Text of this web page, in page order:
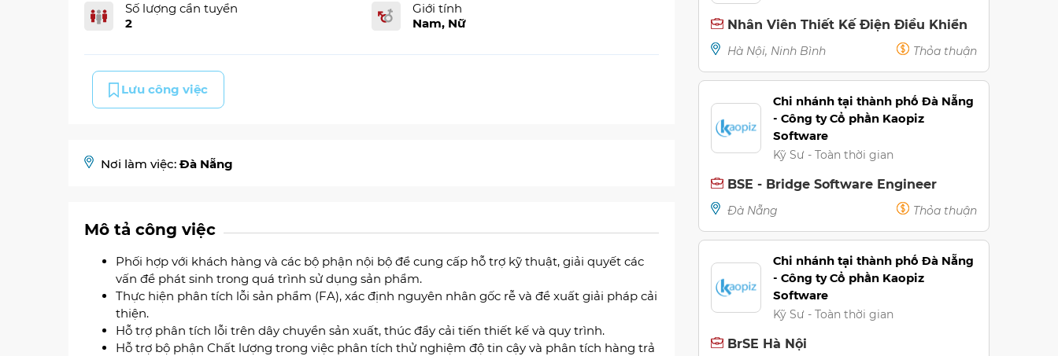
Số lượng cần tuyển
2
Giới tính
Nam, Nữ
Lưu công việc
Nơi làm việc: Đà Nẵng
Mô tả công việc
Phối hợp với khách hàng và các bộ phận nội bộ để cung cấp hỗ trợ kỹ thuật, giải quyết các
vấn đề phát sinh trong quá trình sử dụng sản phẩm.
Thực hiện phân tích lỗi sản phẩm (FA), xác định nguyên nhân gốc rễ và đề xuất giải pháp cải
thiện.
Hỗ trợ phân tích lỗi trên dây chuyền sản xuất, thúc đẩy cải tiến thiết kế và quy trình.
Hỗ trợ bộ phận Chất lượng trong việc phân tích thử nghiệm độ tin cậy và phân tích hàng trả
Nhân Viên Thiết Kế Điện Điều Khiển
Hà Nội, Ninh Bình Thỏa thuận
Chi nhánh tại thành phố Đà Nẵng
- Công ty Cổ phần Kaopiz
Software
Kỹ Sư - Toàn thời gian
BSE - Bridge Software Engineer
Đà Nẵng Thỏa thuận
Chi nhánh tại thành phố Đà Nẵng
- Công ty Cổ phần Kaopiz
Software
Kỹ Sư - Toàn thời gian
BrSE Hà Nội